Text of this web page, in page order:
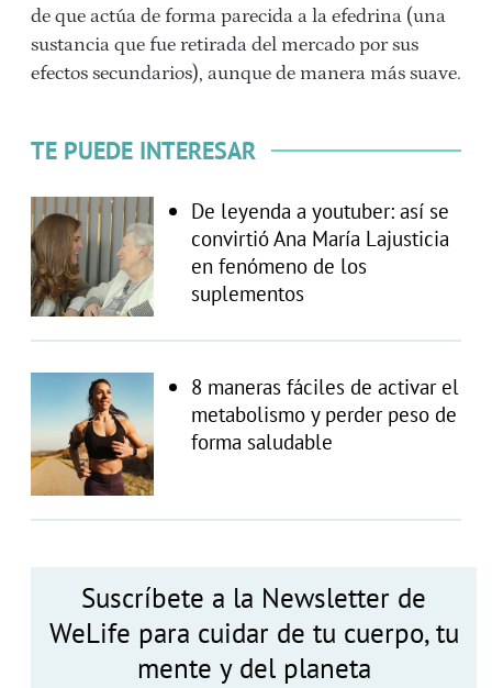
de que actúa de forma parecida a la efedrina (una
sustancia que fue retirada del mercado por sus
efectos secundarios), aunque de manera más suave.
TE PUEDE INTERESAR
De leyenda a youtuber: así se
convirtió Ana María Lajusticia
en fenómeno de los
suplementos
8 maneras fáciles de activar el
metabolismo y perder peso de
forma saludable
Suscríbete a la Newsletter de
WeLife para cuidar de tu cuerpo, tu
mente y del planeta